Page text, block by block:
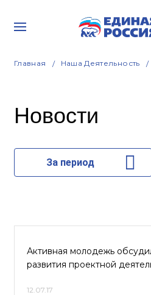
Главная Наша Деятельность
Новости
За период
Активная молодежь
развития проектной
12.07.17